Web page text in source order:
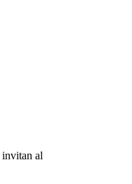
invitan al